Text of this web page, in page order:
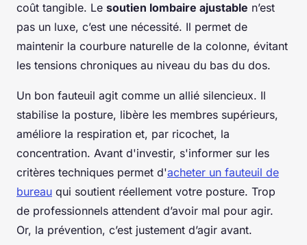
coût tangible. Le soutien lombaire ajustable n’est
pas un luxe, c’est une nécessité. Il permet de
maintenir la courbure naturelle de la colonne, évitant
les tensions chroniques au niveau du bas du dos.
Un bon fauteuil agit comme un allié silencieux. Il
stabilise la posture, libère les membres supérieurs,
améliore la respiration et, par ricochet, la
concentration. Avant d'investir, s'informer sur les
critères techniques permet d'acheter un fauteuil de
bureau qui soutient réellement votre posture. Trop
de professionnels attendent d’avoir mal pour agir.
Or, la prévention, c’est justement d’agir avant.